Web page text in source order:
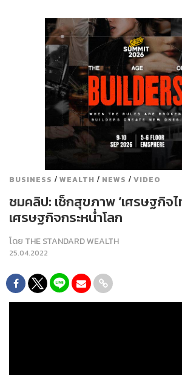
BUSINESS / WEALTH / NEWS / VIDEO
ชมคลิป: เช็กสุขภาพ ‘เศรษฐกิจไ
เศรษฐกิจกระหน่ำโลก
โดย THE STANDARD WEALTH
25.04.2022